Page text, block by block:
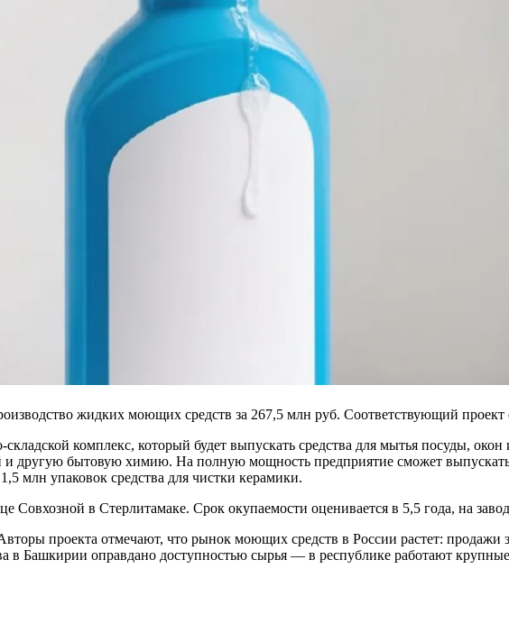
жидких моющих средств за 267,5 млн руб. Соответствующий
комплекс, который будет выпускать средства для мытья посуды,
и другую бытовую химию. На полную мощность предприятие сможет
млн упаковок средства для чистки керамики.
Совхозной в Стерлитамаке. Срок окупаемости оценивается в 5,5 года, на
проекта отмечают, что рынок моющих средств в России растет:
в Башкирии оправдано доступностью сырья — в республике работают